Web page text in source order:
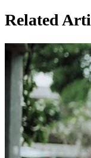
Related